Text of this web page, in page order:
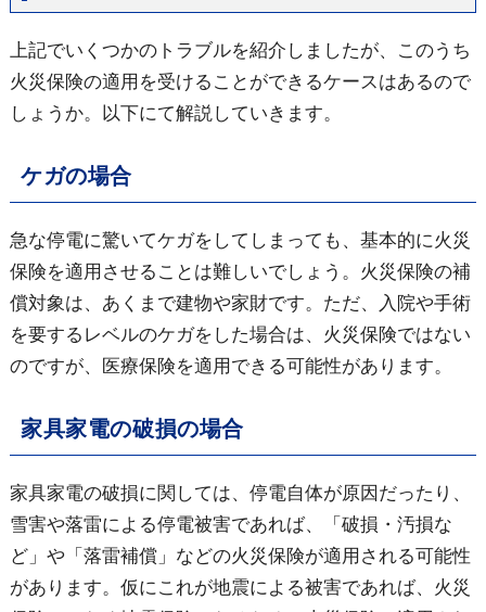
上記でいくつかのトラブルを紹介しましたが、このうち
火災保険の適用を受けることができるケースはあるので
しょうか。以下にて解説していきます。
ケガの場合
急な停電に驚いてケガをしてしまっても、基本的に火災
保険を適用させることは難しいでしょう。火災保険の補
償対象は、あくまで建物や家財です。ただ、入院や手術
を要するレベルのケガをした場合は、火災保険ではない
のですが、医療保険を適用できる可能性があります。
家具家電の破損の場合
家具家電の破損に関しては、停電自体が原因だったり、
雪害や落雷による停電被害であれば、「破損・汚損な
ど」や「落雷補償」などの火災保険が適用される可能性
があります。仮にこれが地震による被害であれば、火災